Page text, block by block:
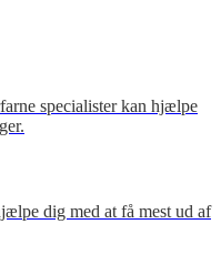
specialister kan hjælpe
dig med at få mest ud af